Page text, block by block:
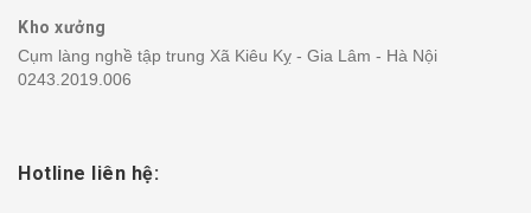
Kho xưởng
Cụm làng nghề tập trung Xã Kiêu Kỵ - Gia Lâm - Hà Nội
0243.2019.006
Hotline liên hệ: